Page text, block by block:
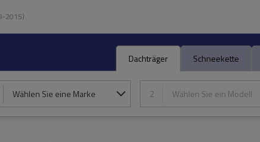
2015)
Dachträger Schneekette
Wählen Sie eine Marke 2 Wählen Sie ein Modell